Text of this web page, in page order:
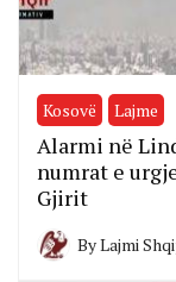
Kosovë Lajme
Alarmi në
numrat e
Gjirit
ByLajmi